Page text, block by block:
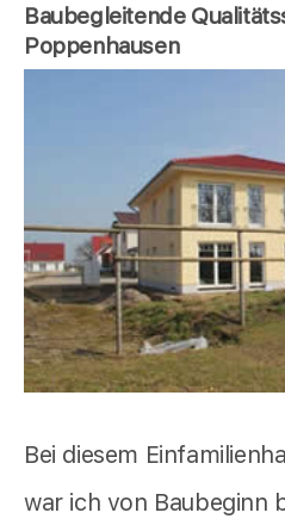
Baubegleitende
Poppenhausen
Bei diesem
war ich von Baubeginn